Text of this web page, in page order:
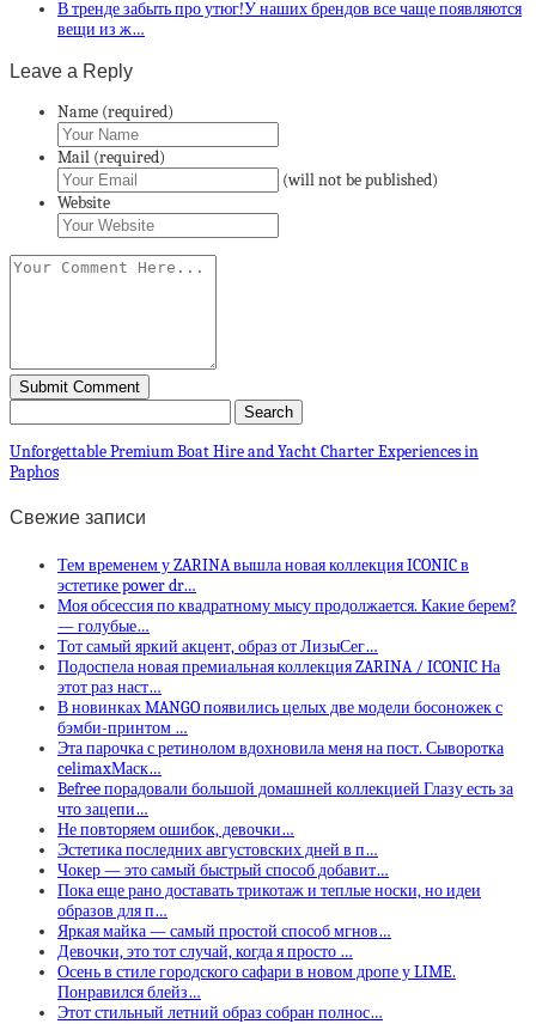
В тренде забыть про утюг!У наших брендов все чаще появляются
вещи из ж…
Leave a Reply
Name (required)
Mail (required)
(will not be published)
Website
Unforgettable Premium Boat Hire and Yacht Charter Experiences in
Paphos
Свежие записи
Тем временем у ZARINA вышла новая коллекция ICONIC в
эстетике power dr…
Моя обсессия по квадратному мысу продолжается. Какие берем?
— голубые…
Тот самый яркий акцент, образ от ЛизыСег…
Подоспела новая премиальная коллекция ZARINA / ICONIC На
этот раз наст…
В новинках MANGO появились целых две модели босоножек с
бэмби-принтом …
Эта парочка с ретинолом вдохновила меня на пост. Сыворотка
celimaxМаск…
Befree порадовали большой домашней коллекцией Глазу есть за
что зацепи…
Не повторяем ошибок, девочки…
Эстетика последних августовских дней в п…
Чокер — это самый быстрый способ добавит…
Пока еще рано доставать трикотаж и теплые носки, но идеи
образов для п…
Яркая майка — самый простой способ мгнов…
Девочки, это тот случай, когда я просто …
Осень в стиле городского сафари в новом дропе у LIME.
Понравился блейз…
Этот стильный летний образ собран полнос…